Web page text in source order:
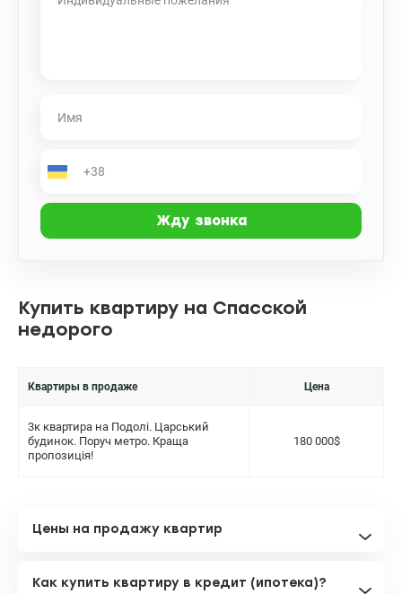
Купить квартиру на Спасской
недорого
Квартиры в продаже Цена
3к квартира на Подолі. Царський
будинок. Поруч метро. Краща
пропозиція!
180 000$
Цены на продажу квартир
Как купить квартиру в кредит (ипотека)?